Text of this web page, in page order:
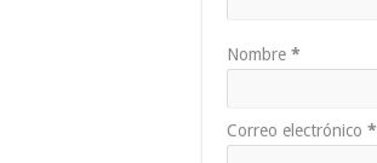
Nombre *
Correo electrónico *